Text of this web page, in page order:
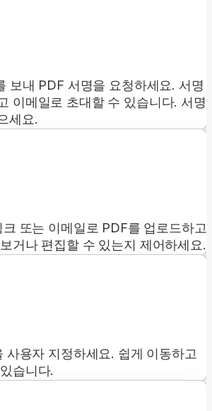
보내 PDF 서명을 요청하세요. 서명
이메일로 초대할 수 있습니다. 서명
세요.
또는 이메일로 PDF를 업로드하고
거나 편집할 수 있는지 제어하세요.
사용자 지정하세요. 쉽게 이동하고
습니다.